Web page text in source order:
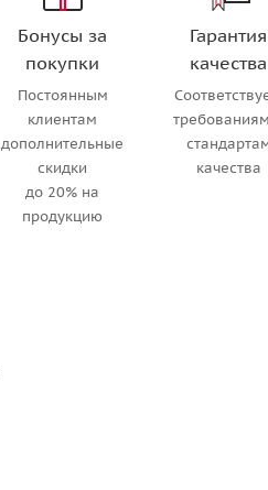
Бонусы за
покупки
Постоянным
клиентам
дополнительные
скидки
до 20% на
продукцию
Гарантия
качества
качества